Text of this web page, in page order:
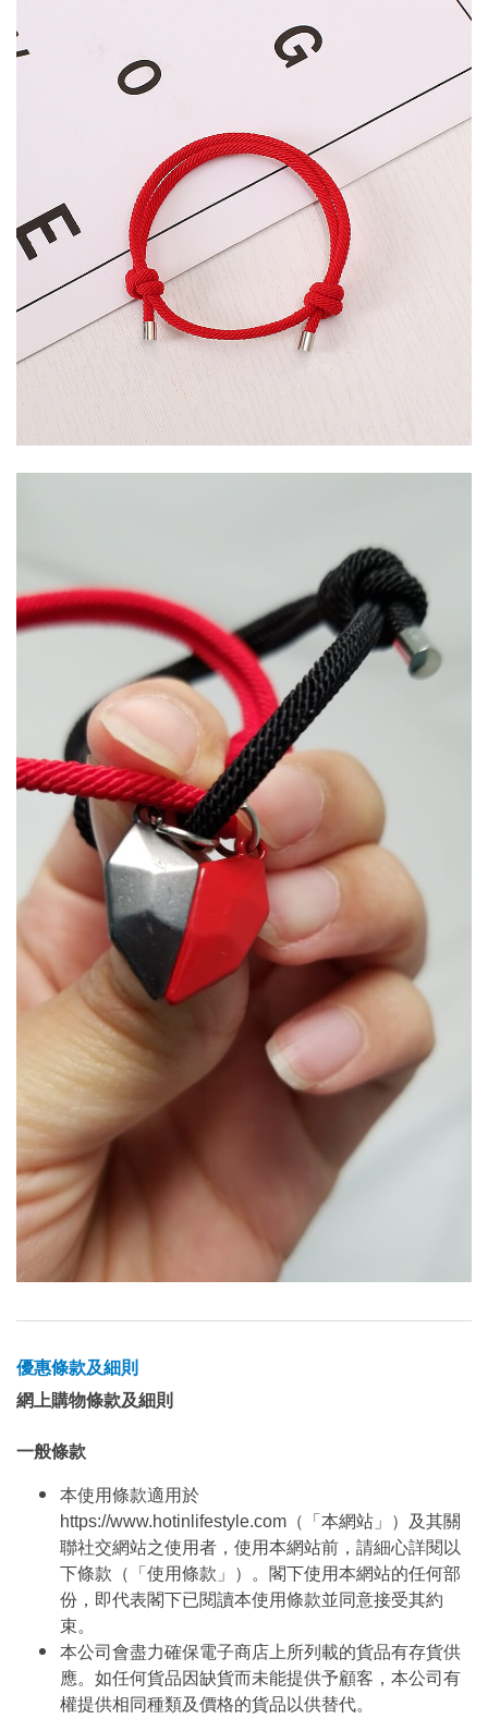
優惠條款及細則
網上購物條款及細則
一般條款
本使用條款適用於
https://www.hotinlifestyle.com（「本網站」）及其關
聯社交網站之使用者，使用本網站前，請細心詳閱以
下條款（「使用條款」）。閣下使用本網站的任何部
份，即代表閣下已閱讀本使用條款並同意接受其約
束。
本公司會盡力確保電子商店上所列載的貨品有存貨供
應。如任何貨品因缺貨而未能提供予顧客，本公司有
權提供相同種類及價格的貨品以供替代。